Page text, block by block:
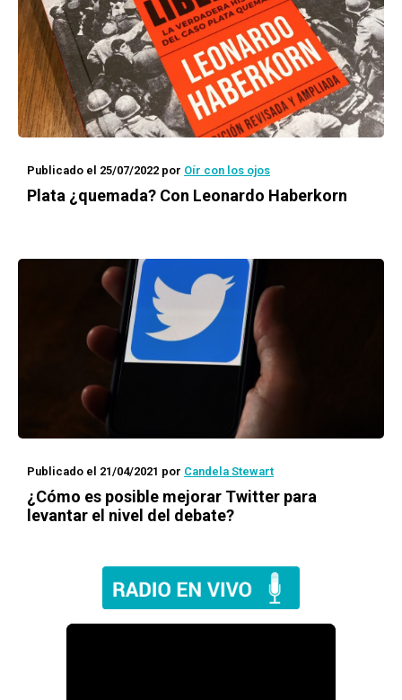
Publicado el 25/07/2022 por Oír con los ojos
Plata ¿quemada? Con Leonardo Haberkorn
Publicado el 21/04/2021 por Candela Stewart
¿Cómo es posible mejorar Twitter para
levantar el nivel del debate?